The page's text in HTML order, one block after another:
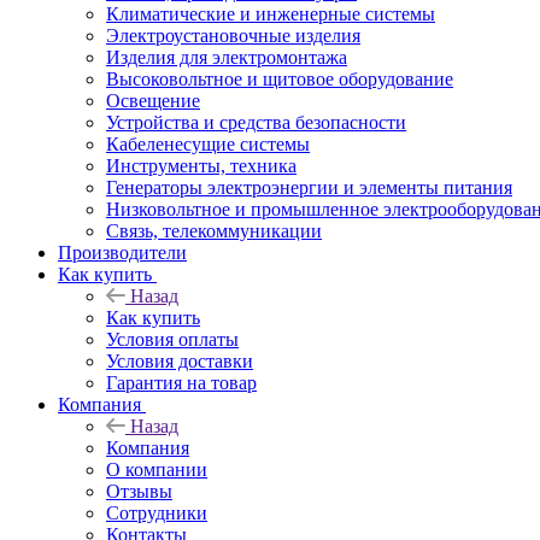
Климатические и инженерные системы
Электроустановочные изделия
Изделия для электромонтажа
Высоковольтное и щитовое оборудование
Освещение
Устройства и средства безопасности
Кабеленесущие системы
Инструменты, техника
Генераторы электроэнергии и элементы питания
Низковольтное и промышленное
Связь, телекоммуникации
Производители
Как купить
Назад
Как купить
Условия оплаты
Условия доставки
Гарантия на товар
Компания
Назад
Компания
О компании
Отзывы
Сотрудники
Контакты